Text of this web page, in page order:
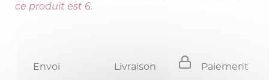
ce produit est 6.
Envoi
Livraison
Paiement